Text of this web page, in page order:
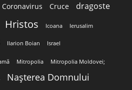
Coronavirus Cruce dragoste
Hristos Icoana Ierusalim
Ilarion Boian Israel
Mitropolia Mitropolia Moldovei;
Nașterea Domnului